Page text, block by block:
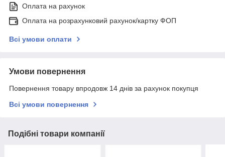
Оплата на рахунок
Оплата на розрахунковий рахунок/картку ФОП
Всі умови оплати
Умови повернення
Повернення товару впродовж 14 днів за рахунок покупця
Всі умови повернення
Подібні товари компанії